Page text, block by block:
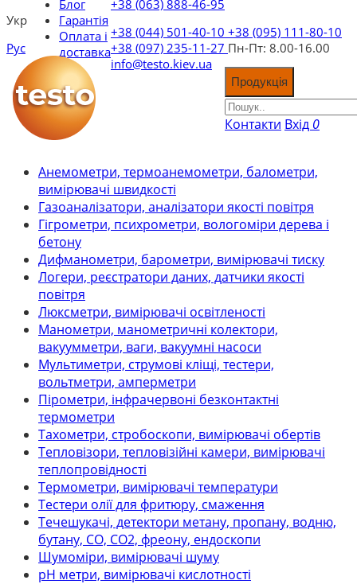
Укр
Рус
Блог
Гарантія
Оплата і
доставка
+38 (063) 888-46-95
+38 (044) 501-40-10 +38 (095) 111-80-10
+38 (097) 235-11-27 Пн-Пт: 8.00-16.00
info@testo.kiev.ua
Продукція
Контакти Вхід 0
Анемометри, термоанемометри, балометри,
вимірювачі швидкості
Газоаналізатори, аналізатори якості повітря
Гігрометри, психрометри, вологоміри дерева і
бетону
Дифманометри, барометри, вимірювачі тиску
Логери, реєстратори даних, датчики якості
повітря
Люксметри, вимірювачі освітленості
Манометри, манометричні колектори,
вакуумметри, ваги, вакуумні насоси
Мультиметри, струмові кліщі, тестери,
вольтметри, амперметри
Пірометри, інфрачервоні безконтактні
термометри
Тахометри, стробоскопи, вимірювачі обертів
Тепловізори, тепловізійні камери, вимірювачі
теплопровідності
Термометри, вимірювачі температури
Тестери олії для фритюру, смаження
Течешукачі, детектори метану, пропану, водню,
бутану, СО, СО2, фреону, ендоскопи
Шумоміри, вимірювачі шуму
рН метри, вимірювачі кислотності